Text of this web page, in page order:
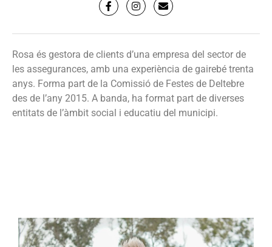
Rosa és gestora de clients d’una empresa del sector de
les assegurances, amb una experiència de gairebé trenta
anys. Forma part de la Comissió de Festes de Deltebre
des de l’any 2015. A banda, ha format part de diverses
entitats de l’àmbit social i educatiu del municipi.